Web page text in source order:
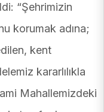
“Şehrimizin
korumak adına;
kent
kararlılıkla
Mahallemizdeki